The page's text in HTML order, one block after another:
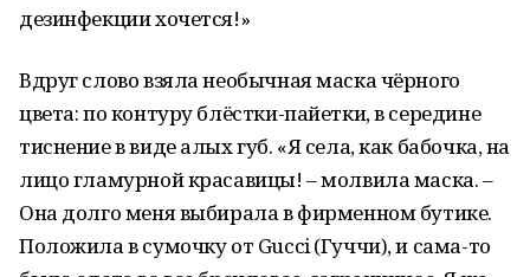
дезинфекции хочется!»
Вдруг слово взяла необычная маска чёрного
цвета: по контуру блёстки-пайетки, в середине
тиснение в виде алых губ. «Я села, как бабочка, на
лицо гламурной красавицы! – молвила маска. –
Она долго меня выбирала в фирменном бутике.
Положила в сумочку от Gucci (Гуччи), и сама-то